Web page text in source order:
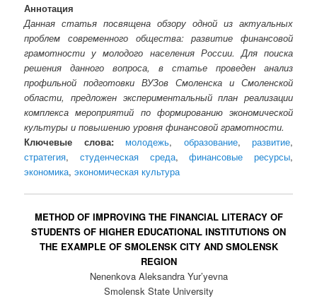
Аннотация
Данная статья посвящена обзору одной из актуальных
проблем современного общества: развитие финансовой
грамотности у молодого населения России. Для поиска
решения данного вопроса, в статье проведен анализ
профильной подготовки ВУЗов Смоленска и Смоленской
области, предложен экспериментальный план реализации
комплекса мероприятий по формированию экономической
культуры и повышению уровня финансовой грамотности.
Ключевые слова:
молодежь, образование, развитие,
стратегия, студенческая среда,финансовые ресурсы,
экономика,экономическая культура
METHOD OF IMPROVING THE FINANCIAL LITERACY OF
STUDENTS OF HIGHER EDUCATIONAL INSTITUTIONS ON
THE EXAMPLE OF SMOLENSK CITY AND SMOLENSK
REGION
Nenenkova Aleksandra Yur’yevna
Smolensk State University